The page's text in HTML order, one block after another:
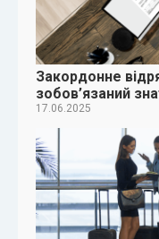
Закордонне
зобов’язаний
17.06.2025